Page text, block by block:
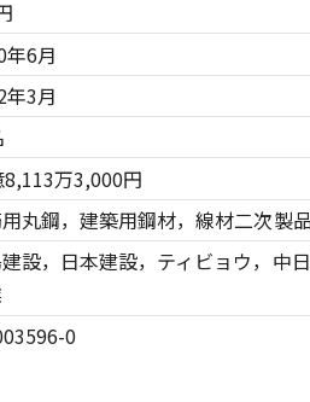
年6月
年3月
8,113万3,000円
丸鋼，建築用鋼材，線材二次製
設，日本建設，ティビョウ，中
0